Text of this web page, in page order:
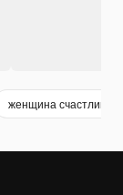
женщина счастлива